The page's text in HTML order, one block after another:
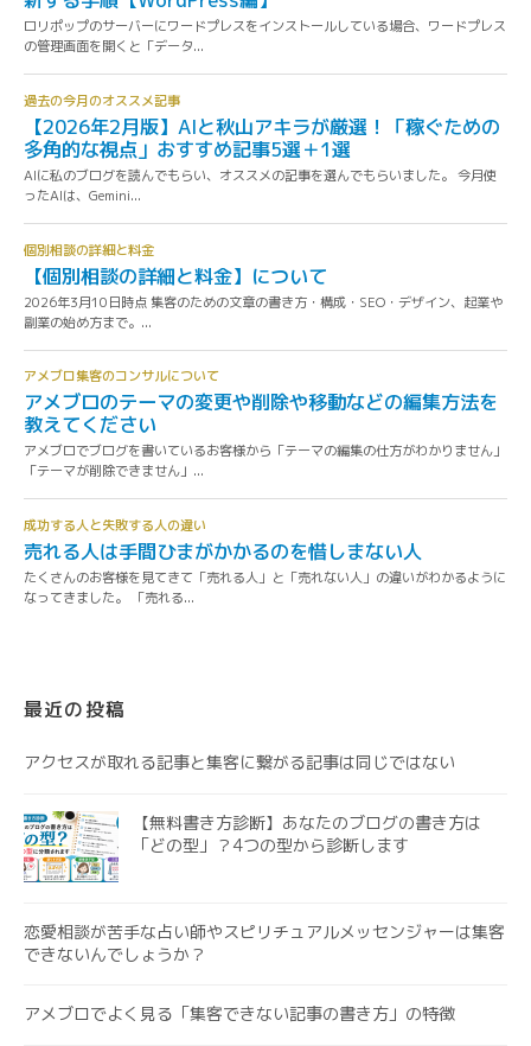
最近の投稿
アクセスが取れる記事と集客に繋がる記事は同じではない
【無料書き方診断】あなたのブログの書き方は
「どの型」？4つの型から診断します
恋愛相談が苦手な占い師やスピリチュアルメッセンジャーは集客
できないんでしょうか？
アメブロでよく見る「集客できない記事の書き方」の特徴